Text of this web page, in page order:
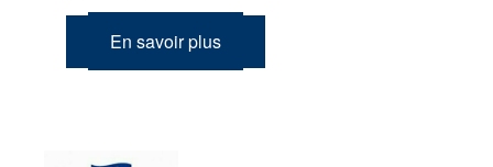
En savoir plus